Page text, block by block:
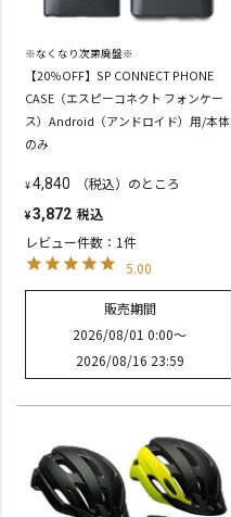
※なくなり次第廃盤※
【20％OFF】SP CONNECT PHONE
CASE（エスピーコネクト フォンケー
ス）Android（アンドロイド）用/本体
のみ
¥4,840 （税込）のところ
¥3,872 税込
レビュー件数：1件
5.00
販売期間
2026/08/01 0:00〜
2026/08/16 23:59